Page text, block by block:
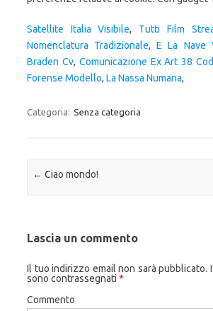
Satellite Italia Visibile, Tutti Film
Nomenclatura Tradizionale,E La Nave
Braden Cv, Comunicazione Ex Art 38
Forense Modello, La Nassa Numana,
Categoria: Senza categoria
Navigazione articolo
← Ciao mondo!
Lascia un commento
Il tuo indirizzo email non sarà pubblicato.
sono contrassegnati *
Commento